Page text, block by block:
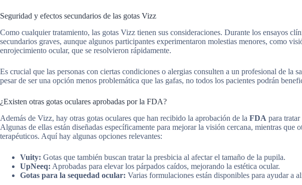
Seguridad y efectos secundarios de las gotas Vizz
Como cualquier tratamiento, las gotas Vizz tienen sus consideraciones. Durante los ensayos
secundarios graves, aunque algunos participantes experimentaron molestias menores, como
enrojecimiento ocular, que se resolvieron rápidamente.
Es crucial que las personas con ciertas condiciones o alergias consulten a un profesional de la
pesar de ser una opción menos problemática que las gafas, no todos los pacientes podrán
¿Existen otras gotas oculares aprobadas por la FDA?
Además de Vizz, hay otras gotas oculares que han recibido la aprobación de la FDA para
Algunas de ellas están diseñadas específicamente para mejorar la visión cercana, mientras que
terapéuticos. Aquí hay algunas opciones relevantes:
Vuity: Gotas que también buscan tratar la presbicia al afectar el tamaño de la pupila.
UpNeeq: Aprobadas para elevar los párpados caídos, mejorando la estética ocular.
Gotas para la sequedad ocular: Varias formulaciones están disponibles para ayudar a